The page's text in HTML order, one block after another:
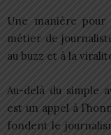
Une manière
métier de
au buzz et à la
Au-delà du simple
est un appel à
fondent le